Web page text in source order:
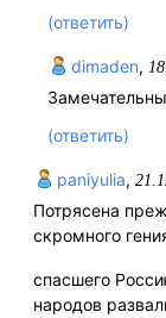
(ответить)
dimaden,
(ответить)
paniyulia,
Потрясена
скромного
спасшего
народов